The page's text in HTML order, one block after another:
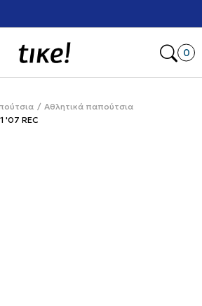
0
Αθλητικά παπούτσια
'07 REC